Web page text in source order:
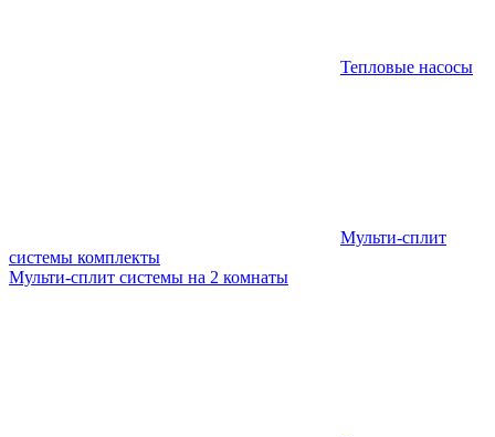
Тепловые насосы
Мульти-сплит
системы комплекты
Мульти-сплит системы на 2 комнаты